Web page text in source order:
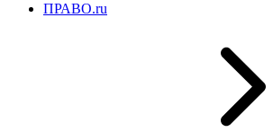
ПРАВО.ru